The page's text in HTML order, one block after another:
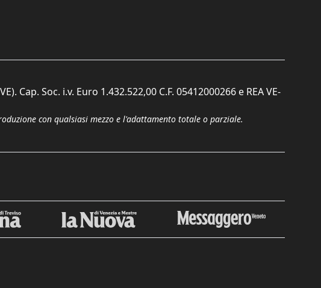
Cap. Soc. i.v. Euro 1.432.522,00 C.F. 05412000266 e REA VE-
con qualsiasi mezzo e l'adattamento totale o parziale.